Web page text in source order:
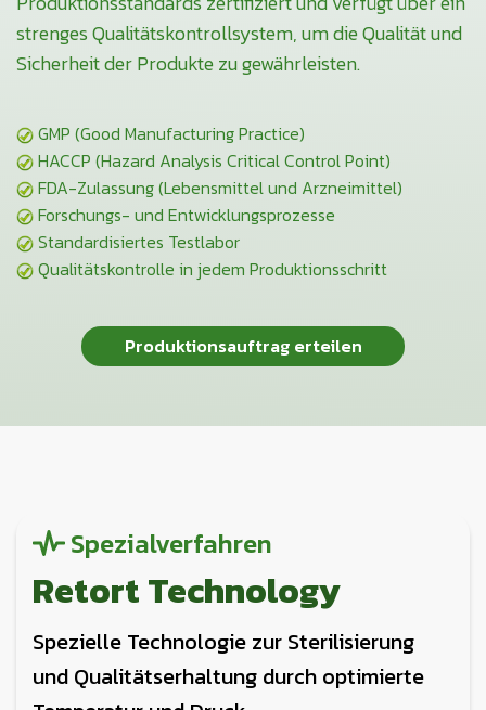
strenges Qualitätskontrollsystem, um die Qualität und
Sicherheit der Produkte zu gewährleisten.
GMP (Good Manufacturing Practice)
HACCP (Hazard Analysis Critical Control Point)
FDA-Zulassung (Lebensmittel und Arzneimittel)
Forschungs- und Entwicklungsprozesse
Standardisiertes Testlabor
Qualitätskontrolle in jedem Produktionsschritt
Produktionsauftrag erteilen
Spezialverfahren
Retort Technology
Spezielle Technologie zur Sterilisierung
und Qualitätserhaltung durch optimierte